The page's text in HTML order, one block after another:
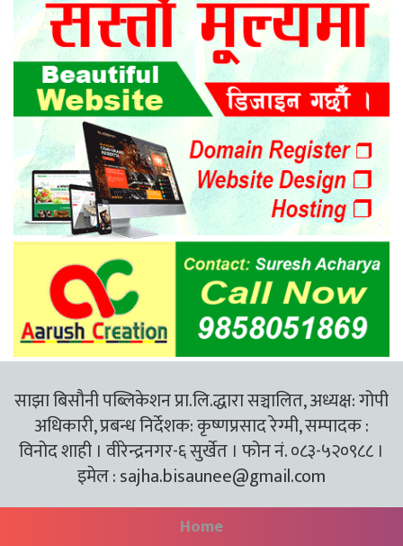
साझा बिसौनी पब्लिकेशन प्रा.लि.द्धारा सञ्चालित, अध्यक्ष: गोपी
अधिकारी, प्रबन्ध निर्देशक: कृष्णप्रसाद रेग्मी, सम्पादक :
विनोद शाही । वीरेन्द्रनगर-६ सुर्खेत । फोन नं. ०८३-५२०९८८ ।
इमेल :sajha.bisaunee@gmail.com
Home